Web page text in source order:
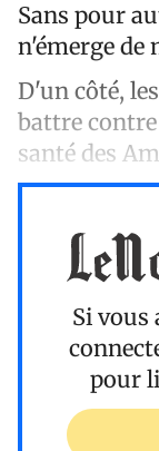
Sans pour
n'émerge de
D'un côté,
battre
santé des
Si vous
pour